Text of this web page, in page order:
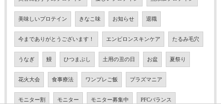
美味しいプロテイン きなこ味 お知らせ 退職
今までありがとうございます！ エンビロンスキンケア たるみ毛穴
うなぎ 鰻 ひつまぶし 土用の丑の日 お盆 夏祭り
花火大会 食事療法 ワンプレご飯 プラズマニア
モニター割 モニター モニター募集中 PFCバランス